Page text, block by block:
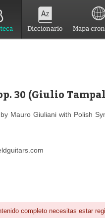
Diccionario Mapa
30 (Giulio
Mauro Giuliani with Polish
completo necesitas estar